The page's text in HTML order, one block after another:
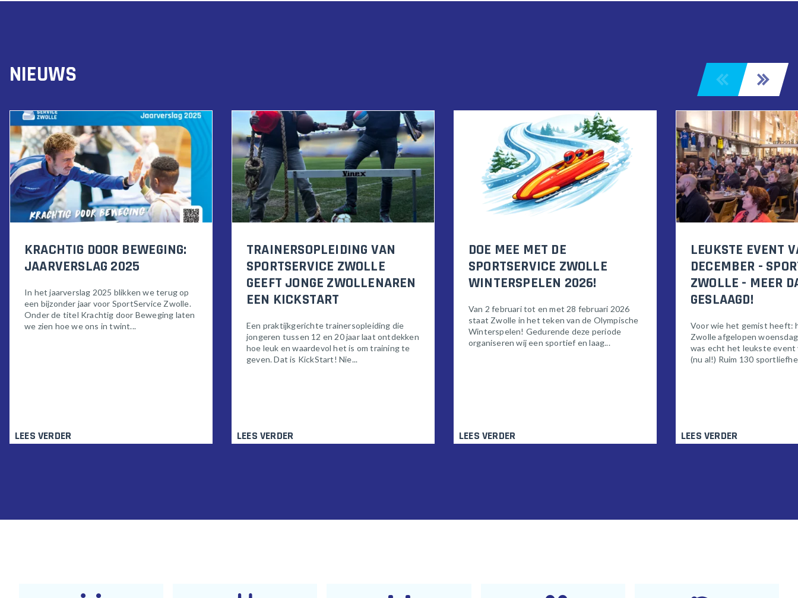
NIEUWS
KRACHTIG DOOR BEWEGING:
JAARVERSLAG 2025
In het jaarverslag 2025 blikken we terug op
een bijzonder jaar voor SportService Zwolle.
Onder de titel Krachtig door Beweging laten
we zien hoe we ons in twint...
LEES VERDER
TRAINERSOPLEIDING VAN
SPORTSERVICE ZWOLLE
GEEFT JONGE ZWOLLENAREN
EEN KICKSTART
Een praktijkgerichte trainersopleiding die
jongeren tussen 12 en 20 jaar laat ontdekken
hoe leuk en waardevol het is om training te
geven. Dat is KickStart! Nie...
LEES VERDER
DOE MEE MET DE
SPORTSERVICE ZWOLLE
WINTERSPELEN 2026!
Van 2 februari tot en met 28 februari 2026
staat Zwolle in het teken van de Olympische
Winterspelen! Gedurende deze periode
organiseren wij een sportief en laag...
LEES VERDER
LEUKSTE EVENT
DECEMBER -
ZWOLLE - MEER
GESLAAGD!
Voor wie het gemist heeft:
Zwolle afgelopen
was echt het leukste event
(nu al!) Ruim 130
LEES VERDER